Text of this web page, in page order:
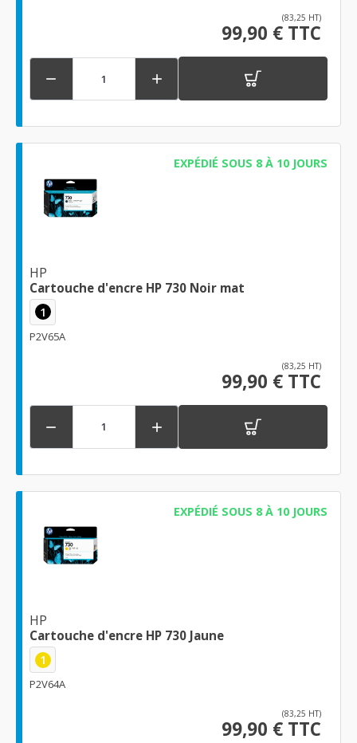
(83,25 HT)
99,90 € TTC
 
EXPÉDIÉ SOUS 8 À 10 JOURS
HP
Cartouche d'encre HP 730 Noir mat
1
P2V65A
(83,25 HT)
99,90 € TTC
 
EXPÉDIÉ SOUS 8 À 10 JOURS
HP
Cartouche d'encre HP 730 Jaune
1
P2V64A
(83,25 HT)
99,90 € TTC